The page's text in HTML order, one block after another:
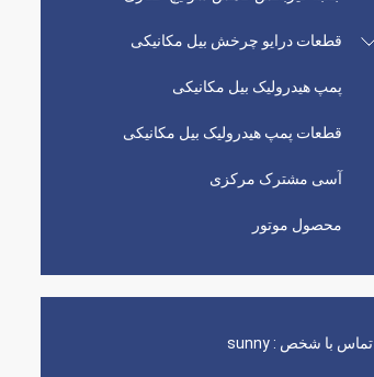
قطعات درایو چرخش بیل مکانیکی
پمپ هیدرولیک بیل مکانیکی
قطعات پمپ هیدرولیک بیل مکانیکی
آسی مشترک مرکزی
محصول موتور
تماس با شخص : sunny